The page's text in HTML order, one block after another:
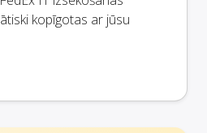
kopīgotas ar jūsu